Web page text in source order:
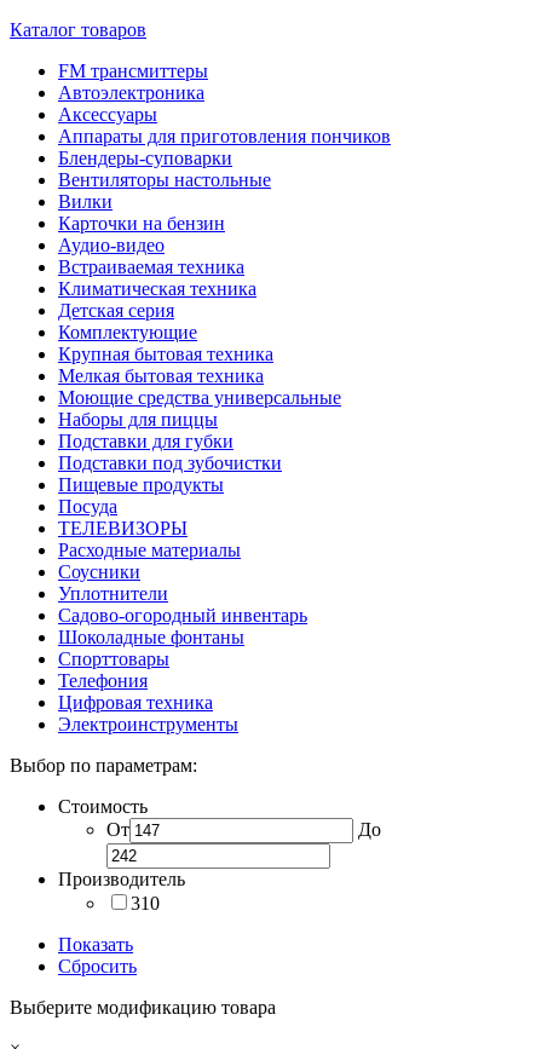
Каталог товаров
FM трансмиттеры
Автоэлектроника
Аксессуары
Аппараты для приготовления пончиков
Блендеры-суповарки
Вентиляторы настольные
Вилки
Карточки на бензин
Аудио-видео
Встраиваемая техника
Климатическая техника
Детская серия
Комплектующие
Крупная бытовая техника
Мелкая бытовая техника
Моющие средства универсальные
Наборы для пиццы
Подставки для губки
Подставки под зубочистки
Пищевые продукты
Посуда
ТЕЛЕВИЗОРЫ
Расходные материалы
Соусники
Уплотнители
Садово-огородный инвентарь
Шоколадные фонтаны
Спорттовары
Телефония
Цифровая техника
Электроинструменты
Выбор по параметрам:
Стоимость
От
До
Производитель
310
Показать
Сбросить
Выберите модификацию товара